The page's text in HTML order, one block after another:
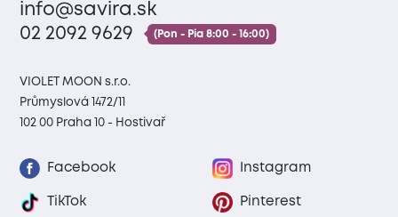
info@savira.sk
02 2092 9629
(Pon - Pia 8:00 - 16:00)
VIOLET MOON s.r.o.
Průmyslová 1472/11
102 00 Praha 10 - Hostivař
Facebook Instagram
TikTok Pinterest